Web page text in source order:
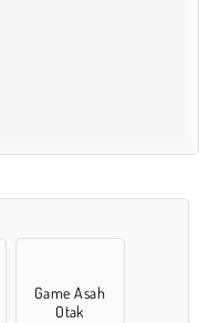
Game Asah
Otak